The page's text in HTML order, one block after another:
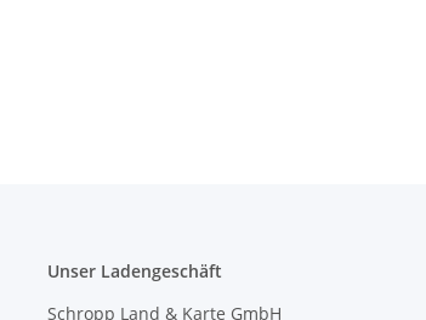
Unser Ladengeschäft
Schropp Land & Karte GmbH